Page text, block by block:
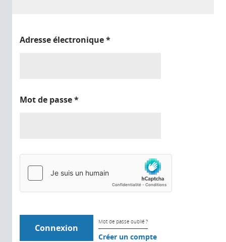
Adresse électronique*
Mot de passe*
Mot de passe oublié ?
Créer un compte